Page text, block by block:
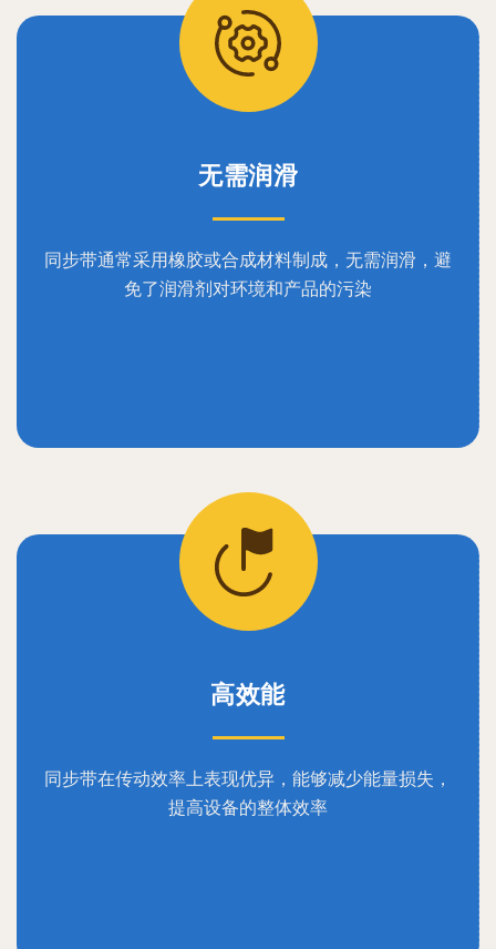
无需润滑
同步带通常采用橡胶或合成材料制成，无需润滑，避
免了润滑剂对环境和产品的污染
高效能
同步带在传动效率上表现优异，能够减少能量损失，
提高设备的整体效率